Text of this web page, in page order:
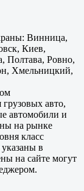
Винница,
Киев,
Полтава, Ровно,
Хмельницкий,
грузовых авто,
автомобили и
на рынке
класс
в
на сайте могут